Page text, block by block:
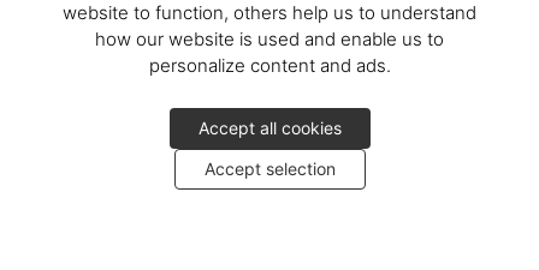
website to function, others help us to understand
how our website is used and enable us to
personalize content and ads.
Accept all cookies
Accept selection